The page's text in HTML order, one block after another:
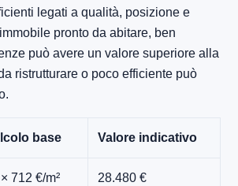
legati a qualità, posizione e
pronto da abitare, ben
può avere un valore superiore alla
ristrutturare o poco efficiente può
base Valore indicativo
712 €/m² 28.480 €